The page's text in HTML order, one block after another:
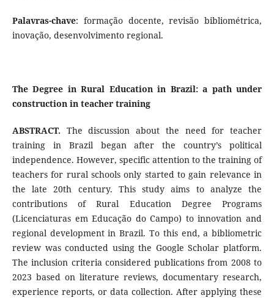
Palavras-chave: formação docente, revisão bibliométrica,
inovação, desenvolvimento regional.
The Degree in Rural Education in Brazil: a path under
construction in teacher training
ABSTRACT. The discussion about the need for teacher
training in Brazil began after the country’s political
independence. However, specific attention to the training of
teachers for rural schools only started to gain relevance in
the late 20th century. This study aims to analyze the
contributions of Rural Education Degree Programs
(Licenciaturas em Educação do Campo) to innovation and
regional development in Brazil. To this end, a bibliometric
review was conducted using the Google Scholar platform.
The inclusion criteria considered publications from 2008 to
2023 based on literature reviews, documentary research,
experience reports, or data collection. After applying these